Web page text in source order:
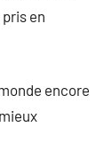
en
encore